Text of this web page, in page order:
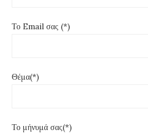
Το Email σας (*)
Θέμα(*)
Το μήνυμά σας(*)